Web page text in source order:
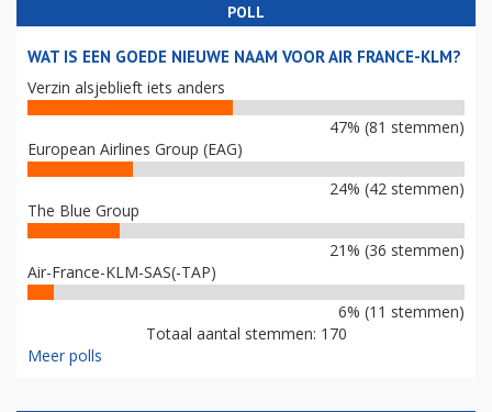
POLL
WAT IS EEN GOEDE NIEUWE NAAM VOOR AIR FRANCE-KLM?
Verzin alsjeblieft iets anders
47% (81 stemmen)
European Airlines Group (EAG)
24% (42 stemmen)
The Blue Group
21% (36 stemmen)
Air-France-KLM-SAS(-TAP)
6% (11 stemmen)
Totaal aantal stemmen: 170
Meer polls